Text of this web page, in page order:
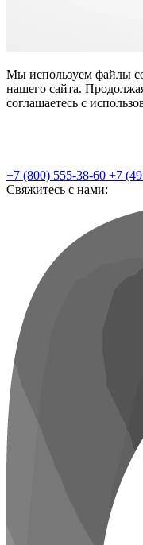
Мы используем файлы
нашего сайта.
соглашаетесь с
+7 (800) 555-38-60 +7
Свяжитесь с нами: